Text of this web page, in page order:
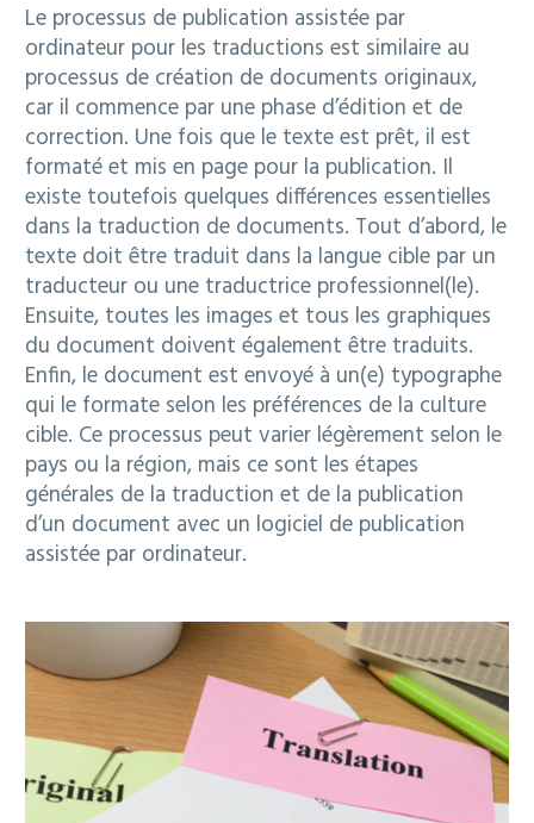
Le processus de publication assistée par
ordinateur pour les traductions est similaire au
processus de création de documents originaux,
car il commence par une phase d’édition et de
correction. Une fois que le texte est prêt, il est
formaté et mis en page pour la publication. Il
existe toutefois quelques différences essentielles
dans la traduction de documents. Tout d’abord, le
texte doit être traduit dans la langue cible par un
traducteur ou une traductrice professionnel(le).
Ensuite, toutes les images et tous les graphiques
du document doivent également être traduits.
Enfin, le document est envoyé à un(e) typographe
qui le formate selon les préférences de la culture
cible. Ce processus peut varier légèrement selon le
pays ou la région, mais ce sont les étapes
générales de la traduction et de la publication
d’un document avec un logiciel de publication
assistée par ordinateur.